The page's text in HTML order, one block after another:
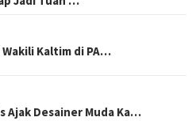
Kaltim di PA…
Ajak Desainer Muda Ka…